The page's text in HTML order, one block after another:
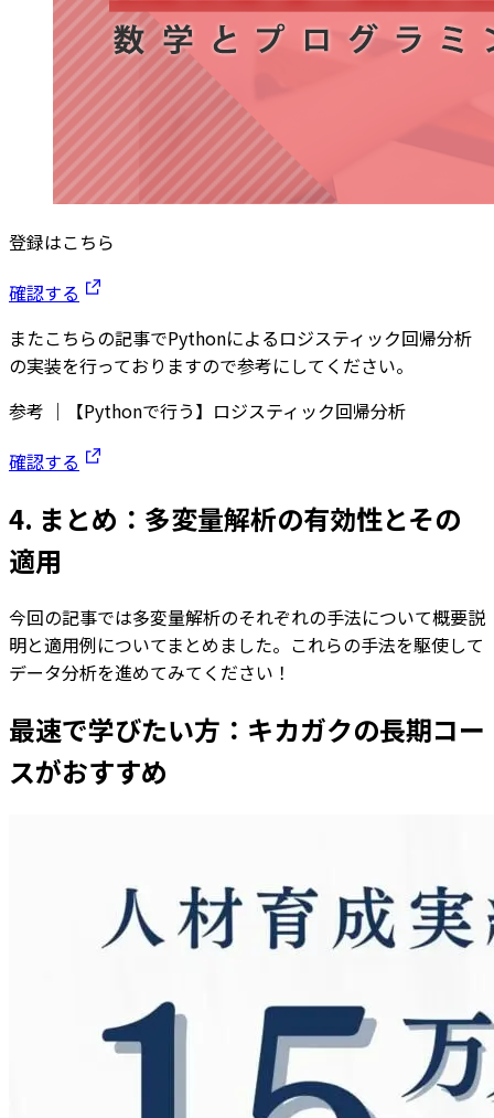
登録はこちら
確認する
またこちらの記事でPythonによるロジスティック回帰分析
の実装を行っておりますので参考にしてください。
参考 ｜【Pythonで行う】ロジスティック回帰分析
確認する
4. まとめ：多変量解析の有効性とその
適用
今回の記事では多変量解析のそれぞれの手法について概要説
明と適用例についてまとめました。これらの手法を駆使して
データ分析を進めてみてください！
最速で学びたい方：キカガクの長期コー
スがおすすめ